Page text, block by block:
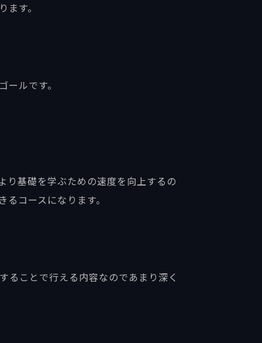
す。
ルです。
り基礎を学ぶための速度を向上するの
コースになります。
ることで行える内容なのであまり深く